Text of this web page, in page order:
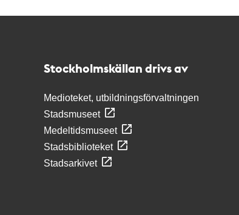
Stockholmskällan drivs av
Medioteket, utbildningsförvaltningen
Stadsmuseet
Medeltidsmuseet
Stadsbiblioteket
Stadsarkivet